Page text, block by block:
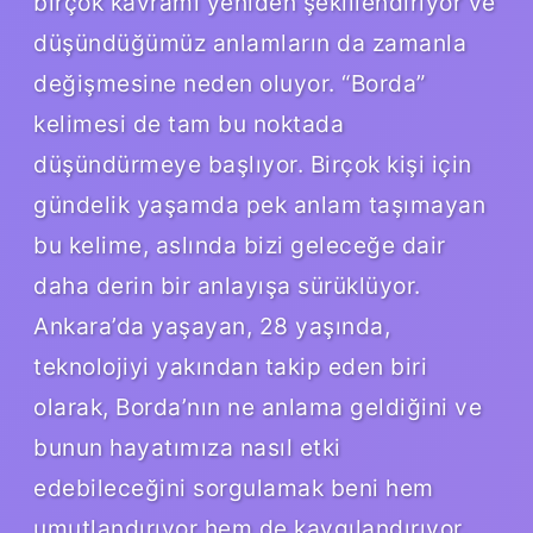
düşündüğümüz anlamların da zamanla
değişmesine neden oluyor. “Borda”
kelimesi de tam bu noktada
düşündürmeye başlıyor. Birçok kişi için
gündelik yaşamda pek anlam taşımayan
bu kelime, aslında bizi geleceğe dair
daha derin bir anlayışa sürüklüyor.
Ankara’da yaşayan, 28 yaşında,
teknolojiyi yakından takip eden biri
olarak, Borda’nın ne anlama geldiğini ve
bunun hayatımıza nasıl etki
edebileceğini sorgulamak beni hem